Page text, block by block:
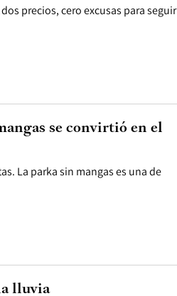
precios, cero excusas para seguir
La parka sin mangas es una de
se convirtió en el
lluvia